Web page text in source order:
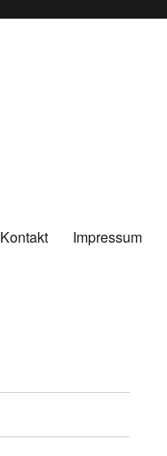
Kontakt Impressum